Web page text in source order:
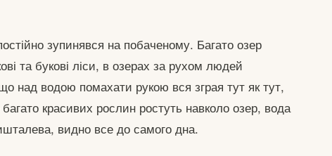
зупинявся на побаченому. Багато озер
та букові ліси, в озерах за рухом людей
над водою помахати рукою вся зграя тут як тут,
красивих рослин ростуть навколо озер, вода
видно все до самого дна.